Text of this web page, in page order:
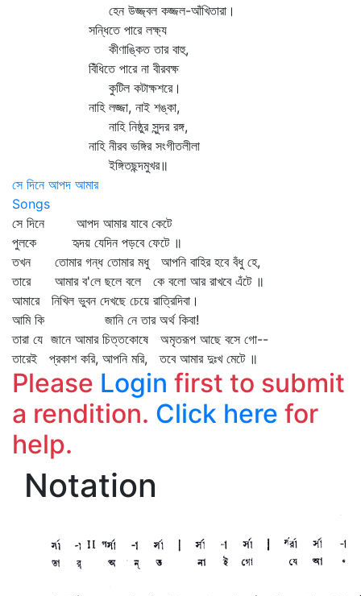
হেন উজ্জ্বল কজ্জল-আঁখিতারা।
সন্ধিতে পারে লক্ষ্য
কীণাঙ্কিত তার বাহু,
বিঁধিতে পারে না বীরবক্ষ
কুটিল কটাক্ষশরে।
নাহি লজ্জা, নাই শঙ্কা,
নাহি নিষ্ঠুর সুন্দর রঙ্গ,
নাহি নীরব ভঙ্গির সংগীতলীলা
ইঙ্গিতছন্দমুখর॥
সে দিনে আপদ আমার
Songs
সে দিনে আপদ আমার যাবে কেটে
পুলকে হৃদয় যেদিন পড়বে ফেটে ॥
তখন তোমার গন্ধ তোমার মধু আপনি বাহির হবে বঁধু হে,
তারে আমার ব'লে ছলে বলে কে বলো আর রাখবে এঁটে ॥
আমারে নিখিল ভুবন দেখছে চেয়ে রাত্রিদিবা।
আমি কি জানি নে তার অর্থ কিবা!
তারা যে জানে আমার চিত্তকোষে অমৃতরূপ আছে বসে গো--
তারেই প্রকাশ করি, আপনি মরি, তবে আমার দুঃখ মেটে ॥
Please Login first to submit
a rendition. Click here for
help.
Notation